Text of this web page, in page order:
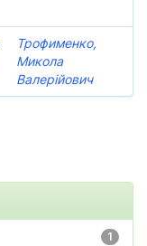
Трофименко,
Микола
Валерійович
1